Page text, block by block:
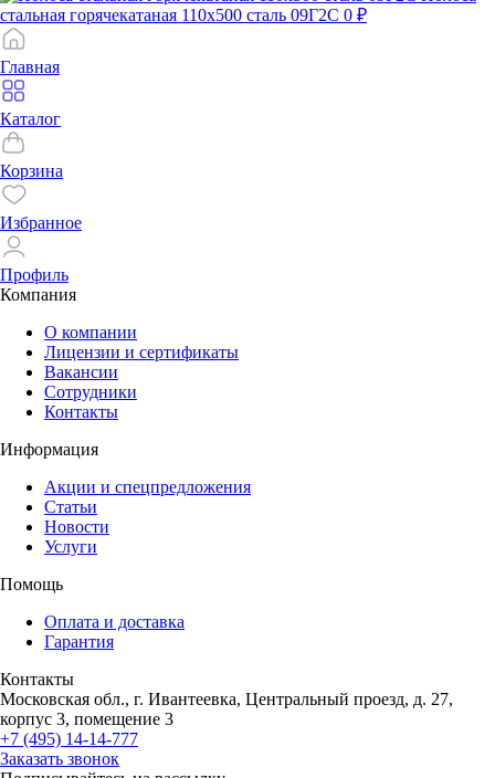
стальная горячекатаная 110х500 сталь 09Г2С 0 ₽
Главная
Каталог
Корзина
Избранное
Профиль
Компания
О компании
Лицензии и сертификаты
Вакансии
Сотрудники
Контакты
Информация
Акции и спецпредложения
Статьи
Новости
Услуги
Помощь
Оплата и доставка
Гарантия
Контакты
Московская обл., г. Ивантеевка, Центральный проезд, д. 27,
корпус 3, помещение 3
+7 (495) 14-14-777
Заказать звонок